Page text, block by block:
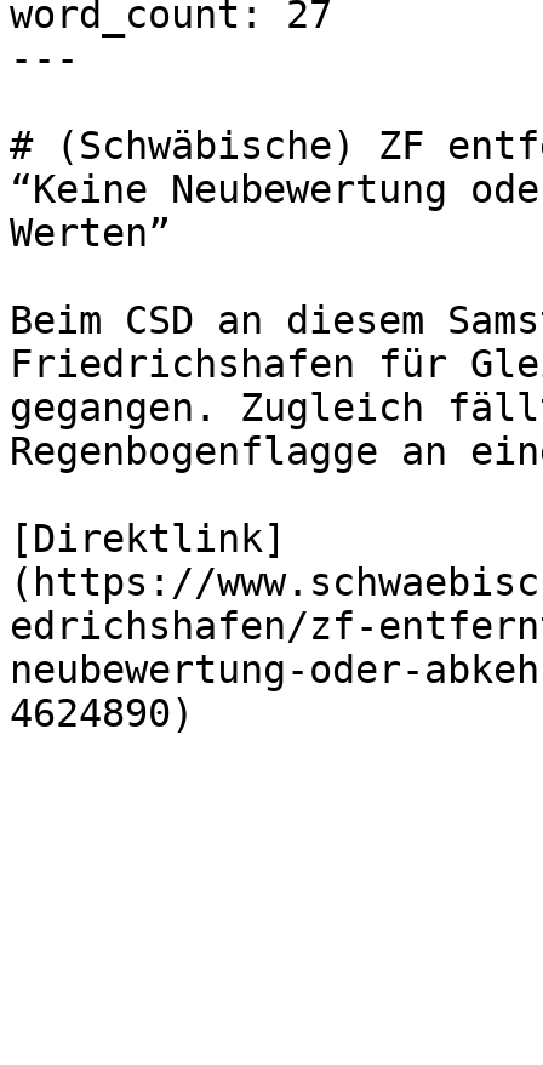
word_count: 27
---
# (Schwäbische) ZF
“Keine Neubewertung
Werten”
Beim CSD an diesem
Friedrichshafen für
gegangen. Zugleich
Regenbogenflagge
[Direktlink]
(https://
edrichshafen/zf-
neubewertung-oder-
4624890)